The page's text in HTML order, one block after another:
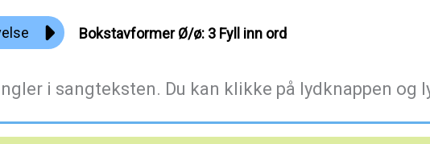
Bokstavformer Ø/ø: 3 Fyll inn ord
i sangteksten. Du kan klikke på lydknappen og